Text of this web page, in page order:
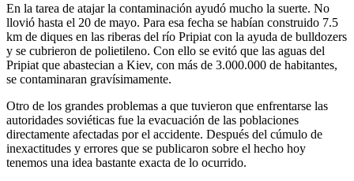
En la tarea de atajar la contaminación ayudó mucho la suerte. No
llovió hasta el 20 de mayo. Para esa fecha se habían construido 7.5
km de diques en las riberas del río Pripiat con la ayuda de bulldozers
y se cubrieron de polietileno. Con ello se evitó que las aguas del
Pripiat que abastecian a Kiev, con más de 3.000.000 de habitantes,
se contaminaran gravísimamente.
Otro de los grandes problemas a que tuvieron que enfrentarse las
autoridades soviéticas fue la evacuación de las poblaciones
directamente afectadas por el accidente. Después del cúmulo de
inexactitudes y errores que se publicaron sobre el hecho hoy
tenemos una idea bastante exacta de lo ocurrido.